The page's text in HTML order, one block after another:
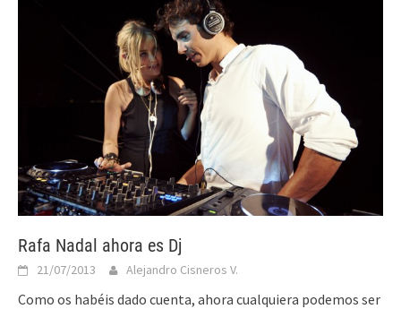
Rafa Nadal ahora es Dj
21/07/2013 Alejandro Cisneros V.
Como os habéis dado cuenta, ahora cualquiera podemos ser